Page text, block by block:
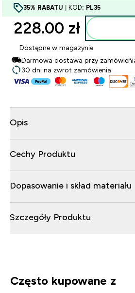
35% RABATU | KOD: PL35
228.00 zł‎
Dostępne w magazynie
Darmowa dostawa przy
30 dni na zwrot zamówienia
Opis
Cechy Produktu
Dopasowanie i skład materiału
Szczegóły Produktu
Często kupowane z